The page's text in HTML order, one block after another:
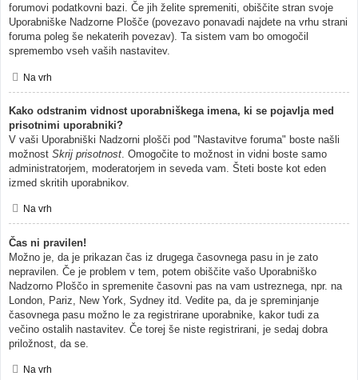
forumovi podatkovni bazi. Če jih želite spremeniti, obiščite stran svoje
Uporabniške Nadzorne Plošče (povezavo ponavadi najdete na vrhu strani
foruma poleg še nekaterih povezav). Ta sistem vam bo omogočil
spremembo vseh vaših nastavitev.
Na vrh
Kako odstranim vidnost uporabniškega imena, ki se pojavlja med
prisotnimi uporabniki?
V vaši Uporabniški Nadzorni plošči pod "Nastavitve foruma" boste našli
možnost Skrij prisotnost . Omogočite to možnost in vidni boste samo
administratorjem, moderatorjem in seveda vam. Šteti boste kot eden
izmed skritih uporabnikov.
Na vrh
Čas ni pravilen!
Možno je, da je prikazan čas iz drugega časovnega pasu in je zato
nepravilen. Če je problem v tem, potem obiščite vašo Uporabniško
Nadzorno Ploščo in spremenite časovni pas na vam ustreznega, npr. na
London, Pariz, New York, Sydney itd. Vedite pa, da je spreminjanje
časovnega pasu možno le za registrirane uporabnike, kakor tudi za
večino ostalih nastavitev. Če torej še niste registrirani, je sedaj dobra
priložnost, da se.
Na vrh